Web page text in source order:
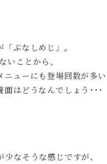
ぶなしめじ」。
いことから、
ニューにも登場回数が多い
はどうなんでしょう･･･
なそうな感じですが、